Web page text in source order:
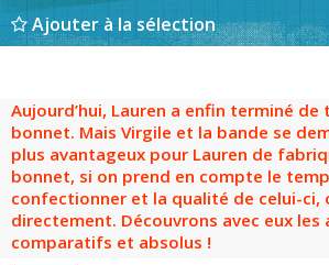
Ajouter à la sélection
Aujourd’hui, Lauren a enfin terminé
bonnet. Mais Virgile et la bande se
plus avantageux pour Lauren de
bonnet, si on prend en compte le
confectionner et la qualité de celui-ci,
directement. Découvrons avec eux les
comparatifs et absolus !